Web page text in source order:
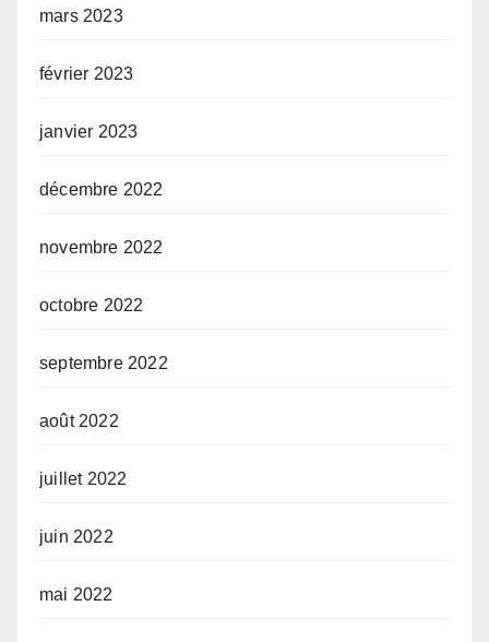
mars 2023
février 2023
janvier 2023
décembre 2022
novembre 2022
octobre 2022
septembre 2022
août 2022
juillet 2022
juin 2022
mai 2022